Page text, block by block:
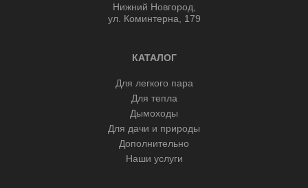
Нижний Новгород,
ул. Коминтерна, 179
КАТАЛОГ
Для легкого пара
Для тепла
Дымоходы
Для дачи и природы
Дополнительно
Наши услуги